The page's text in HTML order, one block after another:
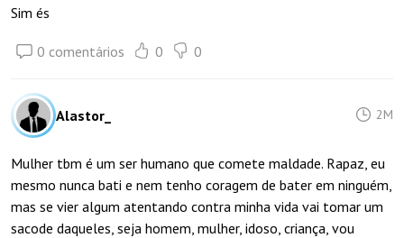
Sim és
0 comentários 0 0
Alastor_ 2M
Mulher tbm é um ser humano que comete maldade. Rapaz, eu
mesmo nunca bati e nem tenho coragem de bater em ninguém,
mas se vier algum atentando contra minha vida vai tomar um
sacode daqueles, seja homem, mulher, idoso, criança, vou